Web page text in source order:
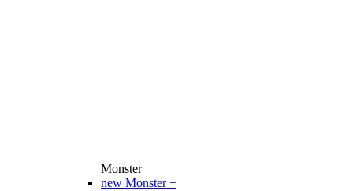
Monster
new Monster +